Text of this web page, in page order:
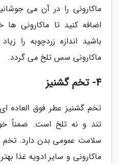
ماکارونی را در آن می
اضافه کنید تا ماکارونی
باشید اندازه زردچوبه را
ماکارونی سس تلخ می گردد.
4- تخم گشنیز
تخم گشنیز عطر فوق العاده
تند و نه تلخ است. ضمناً
سلامت عمومی بدن دارد. تخم
ماکارونی و سایر ادویه غذا